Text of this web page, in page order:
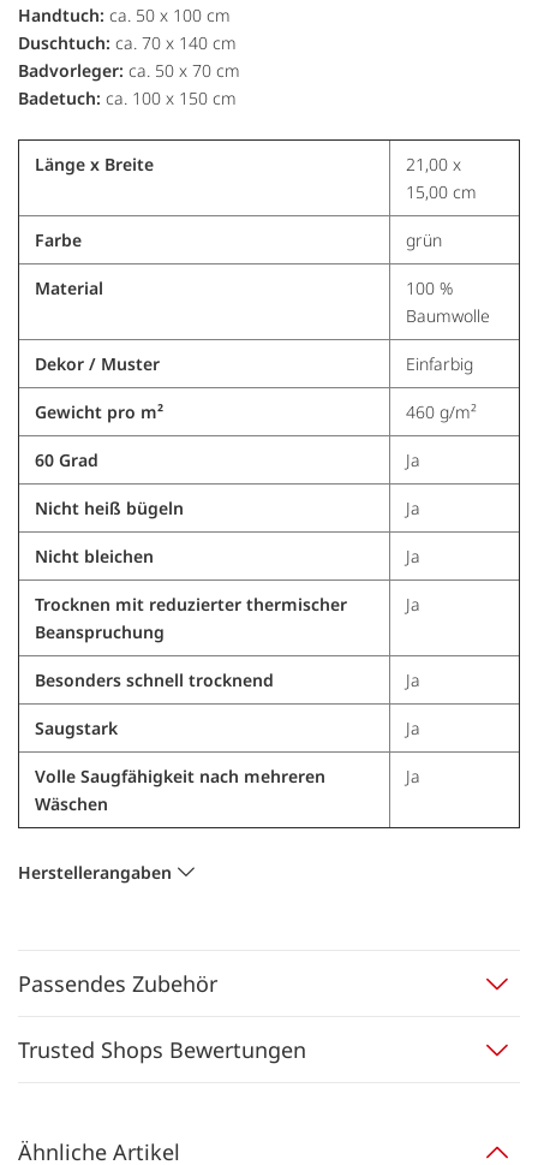
Handtuch: ca. 50 x 100 cm
Duschtuch: ca. 70 x 140 cm
Badvorleger: ca. 50 x 70 cm
Badetuch: ca. 100 x 150 cm
Länge x Breite
21,00 x
15,00 cm
Farbe grün
Material
100 %
Baumwolle
Dekor / Muster Einfarbig
Gewicht pro m² 460 g/m²
60 Grad Ja
Nicht heiß bügeln Ja
Nicht bleichen Ja
Trocknen mit reduzierter thermischer
Beanspruchung
Ja
Besonders schnell trocknend Ja
Saugstark Ja
Volle Saugfähigkeit nach mehreren
Wäschen
Ja
Herstellerangaben
Passendes Zubehör
Trusted Shops Bewertungen
Ähnliche Artikel